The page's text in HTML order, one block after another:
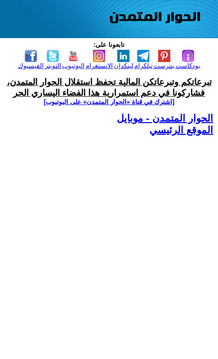
تابعونا على:
الفيسبوك التويتر اليوتيوب الانستغرام لينكدإن تيلكرامبنترست بودكاست
تبرعاتكم وتبرعاتكن المالية تحفظ استقلال الحوار المتمدن،
فشاركونا في دعم استمرارية هذا الفضاء اليساري الحر
[اشترك في قناة ‫«الحوار المتمدن» على اليوتيوب]
الحوار المتمدن - موبايل
الموقع الرئيسي